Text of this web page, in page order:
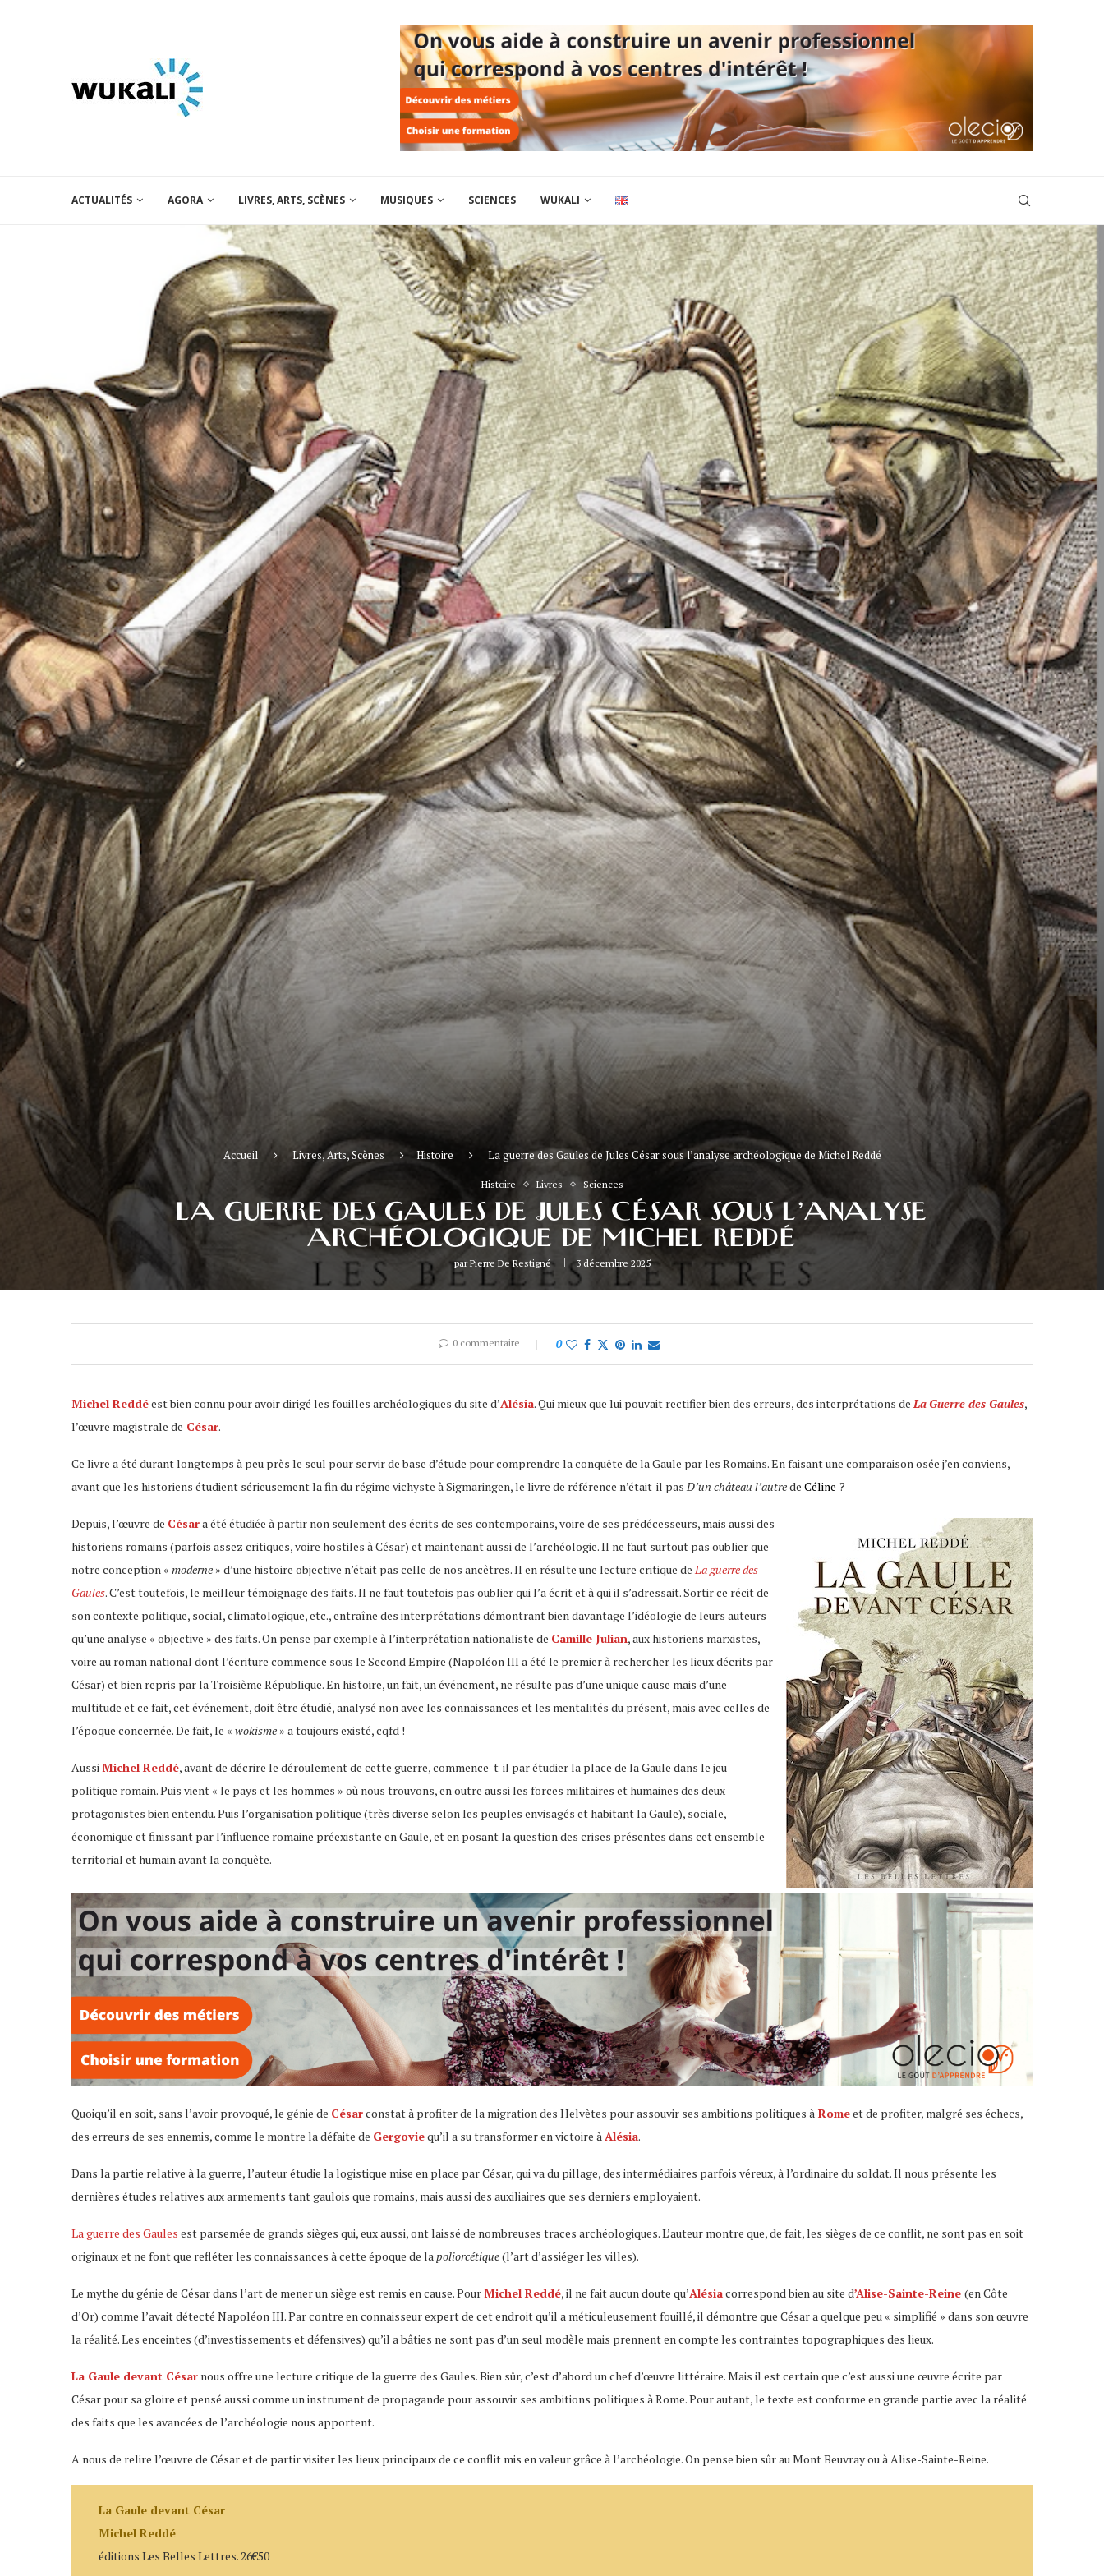
ACTUALITÉS AGORA LIVRES, ARTS, SCÈNES MUSIQUES SCIENCES WUKALI
Accueil Livres, Arts, Scènes Histoire La guerre des Gaules de Jules César sous l’analyse archéologique de Michel Reddé
Histoire Livres Sciences
LA GUERRE DES GAULES DE JULES CÉSAR SOUS L’ANALYSE
ARCHÉOLOGIQUE DE MICHEL REDDÉ
parPierre De Restigné 3 décembre 2025
0 commentaire 0
Michel Reddéest bien connu pour avoir dirigé les fouilles archéologiques du site d’Alésia. Qui mieux que lui pouvait rectifier bien des erreurs, des interprétations deLaGuerre des Gaules,
l’œuvre magistrale de César.
Ce livre a été durant longtemps à peu près le seul pour servir de base d’étude pour comprendre la conquête de la Gaule par les Romains. En faisant une comparaison osée j’en conviens,
avant que les historiens étudient sérieusement la fin du régime vichyste à Sigmaringen, le livre de référence n’était-il pas D’un château l’autrede Céline ?
Depuis, l’œuvre de Césara été étudiée à partir non seulement des écrits de ses contemporains, voire de ses prédécesseurs, mais aussi des
historiens romains (parfois assez critiques, voire hostiles à César) et maintenant aussi de l’archéologie. Il ne faut surtout pas oublier que
notre conception « moderne » d’une histoire objective n’était pas celle de nos ancêtres. Il en résulte une lecture critique de La guerre des
Gaules. C’est toutefois, le meilleur témoignage des faits. Il ne faut toutefois pas oublier qui l’a écrit et à qui il s’adressait. Sortir ce récit de
son contexte politique, social, climatologique, etc., entraîne des interprétations démontrant bien davantage l’idéologie de leurs auteurs
qu’une analyse « objective » des faits. On pense par exemple à l’interprétation nationaliste de Camille Julian, aux historiens marxistes,
voire au roman national dont l’écriture commence sous le Second Empire (Napoléon III a été le premier à rechercher les lieux décrits par
César) et bien repris par la Troisième République. En histoire, un fait, un événement, ne résulte pas d’une unique cause mais d’une
multitude et ce fait, cet événement, doit être étudié, analysé non avec les connaissances et les mentalités du présent, mais avec celles de
l’époque concernée. De fait, le « wokisme » a toujours existé, cqfd !
AussiMichel Reddé, avant de décrire le déroulement de cette guerre, commence-t-il par étudier la place de la Gaule dans le jeu
politique romain. Puis vient « le pays et les hommes » où nous trouvons, en outre aussi les forces militaires et humaines des deux
protagonistes bien entendu. Puis l’organisation politique (très diverse selon les peuples envisagés et habitant la Gaule), sociale,
économique et finissant par l’influence romaine préexistante en Gaule, et en posant la question des crises présentes dans cet ensemble
territorial et humain avant la conquête.
Quoiqu’il en soit, sans l’avoir provoqué, le génie de Césarconstat à profiter de la migration des Helvètes pour assouvir ses ambitions politiques à Romeet de profiter, malgré ses échecs,
des erreurs de ses ennemis, comme le montre la défaite de Gergoviequ’il a su transformer en victoire àAlésia.
Dans la partie relative à la guerre, l’auteur étudie la logistique mise en place par César, qui va du pillage, des intermédiaires parfois véreux, à l’ordinaire du soldat. Il nous présente les
dernières études relatives aux armements tant gaulois que romains, mais aussi des auxiliaires que ses derniers employaient.
La guerre des Gaules est parsemée de grands sièges qui, eux aussi, ont laissé de nombreuses traces archéologiques. L’auteur montre que, de fait, les sièges de ce conflit, ne sont pas en soit
originaux et ne font que refléter les connaissances à cette époque de lapoliorcétique(l’art d’assiéger les villes).
Le mythe du génie de César dans l’art de mener un siège est remis en cause. PourMichel Reddé, il ne fait aucun doute qu’Alésiacorrespond bien au site d’Alise-Sainte-Reine (en Côte
d’Or) comme l’avait détecté Napoléon III. Par contre en connaisseur expert de cet endroit qu’il a méticuleusement fouillé, il démontre que César a quelque peu « simplifié » dans son œuvre
la réalité. Les enceintes (d’investissements et défensives) qu’il a bâties ne sont pas d’un seul modèle mais prennent en compte les contraintes topographiques des lieux.
La Gaule devant César nous offre une lecture critique de la guerre des Gaules. Bien sûr, c’est d’abord un chef d’œuvre littéraire. Mais il est certain que c’est aussi une œuvre écrite par
César pour sa gloire et pensé aussi comme un instrument de propagande pour assouvir ses ambitions politiques à Rome. Pour autant, le texte est conforme en grande partie avec la réalité
des faits que les avancées de l’archéologie nous apportent.
A nous de relire l’œuvre de César et de partir visiter les lieux principaux de ce conflit mis en valeur grâce à l’archéologie. On pense bien sûr au Mont Beuvray ou à Alise-Sainte-Reine.
La Gaule devant César
Michel Reddé
éditions Les Belles Lettres. 26€50